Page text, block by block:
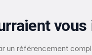
un référencement